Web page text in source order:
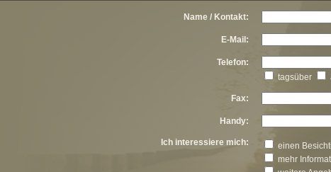
Name / Kontakt:
E-Mail:
Telefon:
tagsüber
Fax:
Handy:
Ich interessiere mich:
einen
mehr